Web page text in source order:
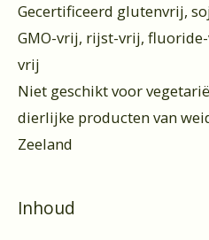
Gecertificeerd glutenvrij,
GMO-vrij, rijst-vrij,
vrij
Niet geschikt voor
dierlijke producten van
Zeeland
Inhoud